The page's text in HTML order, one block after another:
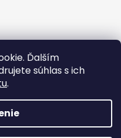
Ďalším
súhlas s ich
.